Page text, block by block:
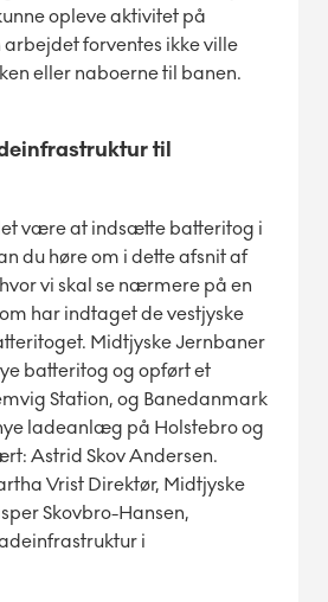
opleve aktivitet på
forventes ikke ville
eller naboerne til banen.
til
være at indsætte batteritog i
du høre om i dette afsnit af
hvor vi skal se nærmere på en
har indtaget de vestjyske
Midtjyske Jernbaner
batteritog og opført et
Station, og Banedanmark
ladeanlæg på Holstebro og
Astrid Skov Andersen.
Vrist Direktør, Midtjyske
Skovbro-Hansen,
i